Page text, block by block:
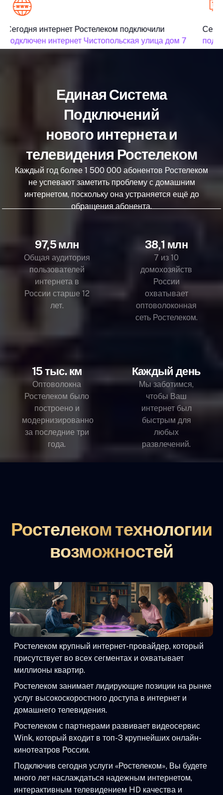
Сегодня интернет Ростелеком подключили
подключен интернет Чистопольская улица дом 7
Единая Система
Подключений
нового интернета и
телевидения Ростелеком
Каждый год более 1 500 000 абонентов Ростелеком
не успевают заметить проблему с домашним
интернетом, поскольку она устраняется ещё до
обращения абонента.
97,5 млн
Общая аудитория
пользователей
интернета в
России старше 12
лет.
38,1 млн
7 из 10
домохозяйств
России
охватывает
оптоволоконная
сеть Ростелеком.
15 тыс. км
Оптоволокна
Ростелеком было
построено и
модернизированно
за последние три
года.
Каждый день
Мы заботимся,
чтобы Ваш
интернет был
быстрым для
любых
развлечений.
Ростелеком технологии
возможностей
Ростелеком крупный интернет-провайдер, который
присутствует во всех сегментах и охватывает
миллионы квартир.
Ростелеком занимает лидирующие позиции на рынке
услуг высокоскоростного доступа в интернет и
домашнего телевидения.
Ростелеком с партнерами развивает видеосервис
Wink, который входит в топ-3 крупнейших онлайн-
кинотеатров России.
Подключив сегодня услуги «Ростелеком», Вы будете
много лет наслаждаться надежным интернетом,
интерактивным телевидением HD качества и